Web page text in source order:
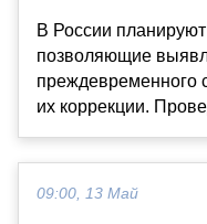
В России планируют
позволяющие
преждевременного
их коррекции.
09:00, 13 Май